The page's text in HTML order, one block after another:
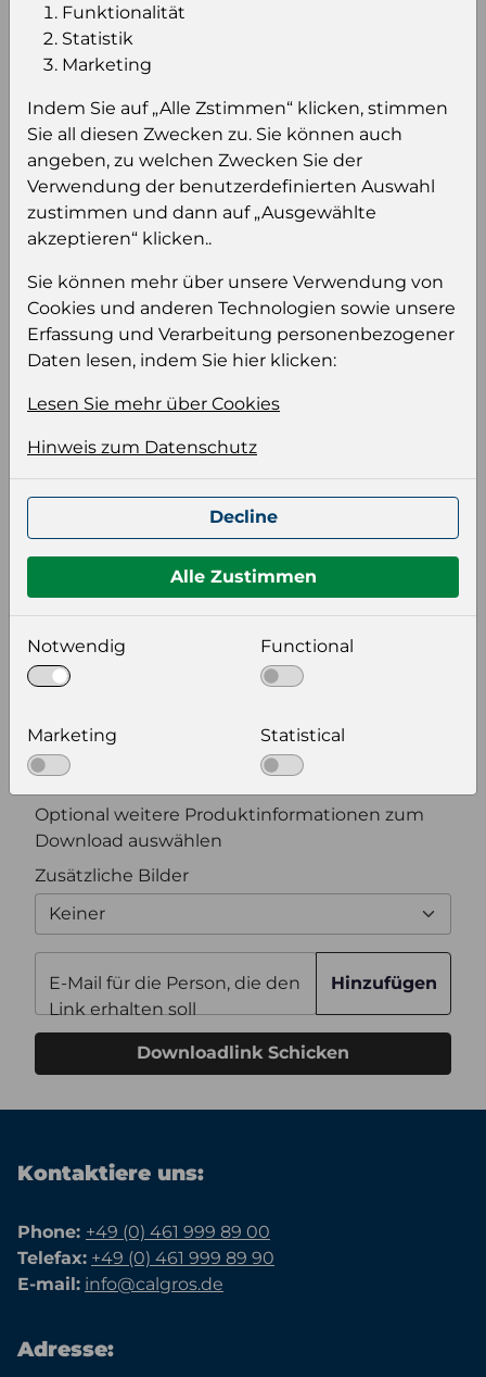
Einloggen um den Preis zu
Sie müssen eingeloggt sein, um Preise zu
sehen und/oder dieses Produkt zu kaufen.
Einloggen Anmeldung für B2B Konto
Produktinformation
Wählen Sie eine Sprache und ein Format für
Ihre Produktdatei aus
Bildeinstellungen
wählen Sie eine Auflösung für Ihr Bild aus
Bildauflösung
Zusätzliche Produktinformationen
Optional weitere Produktinformationen zum
Download auswählen
Zusätzliche Bilder
Keiner
E-Mail für die Person, die den
Link erhalten soll
Hinzufügen
Downloadlink Schicken
Kontaktiere uns:
Phone: +49 (0) 461 999 89 00
Telefax: +49 (0) 461 999 89 90
E-mail: info@calgros.de
Adresse:
Funktionalität
Statistik
Marketing
Indem Sie auf „Alle Zstimmen“ klicken, stimmen
Sie all diesen Zwecken zu. Sie können auch
angeben, zu welchen Zwecken Sie der
Verwendung der benutzerdefinierten Auswahl
zustimmen und dann auf „Ausgewählte
akzeptieren“ klicken..
Sie können mehr über unsere Verwendung von
Cookies und anderen Technologien sowie unsere
Erfassung und Verarbeitung personenbezogener
Daten lesen, indem Sie hier klicken:
Lesen Sie mehr über Cookies
Hinweis zum Datenschutz
Decline
Alle Zustimmen
Notwendig Functional
Marketing Statistical